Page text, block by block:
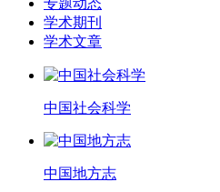
专题动态
学术期刊
学术文章
中国社会科学
中国地方志